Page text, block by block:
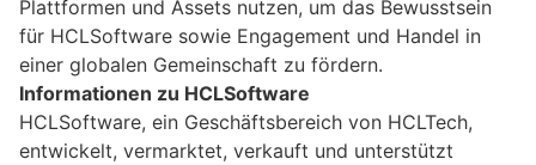
Plattformen und Assets nutzen, um das Bewusstsein
für HCLSoftware sowie Engagement und Handel in
einer globalen Gemeinschaft zu fördern.
Informationen zu HCLSoftware
HCLSoftware, ein Geschäftsbereich von HCLTech,
entwickelt, vermarktet, verkauft und unterstützt